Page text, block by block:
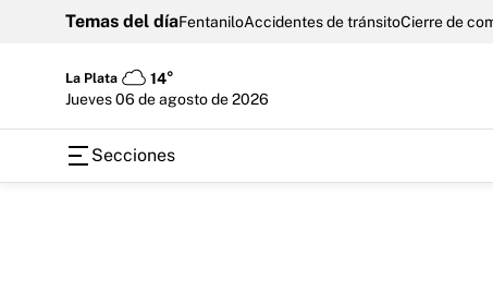
Temas del díaFentaniloAccidentes de tránsitoCierre de
La Plata
14°
jueves 06 de agosto de 2026
Secciones